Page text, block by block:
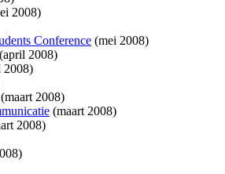
2008)
Conference (mei 2008)
2008)
2008)
(maart 2008)
(maart 2008)
2008)